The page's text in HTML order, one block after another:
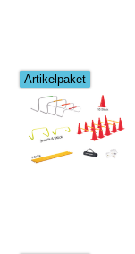
Artikelpaket